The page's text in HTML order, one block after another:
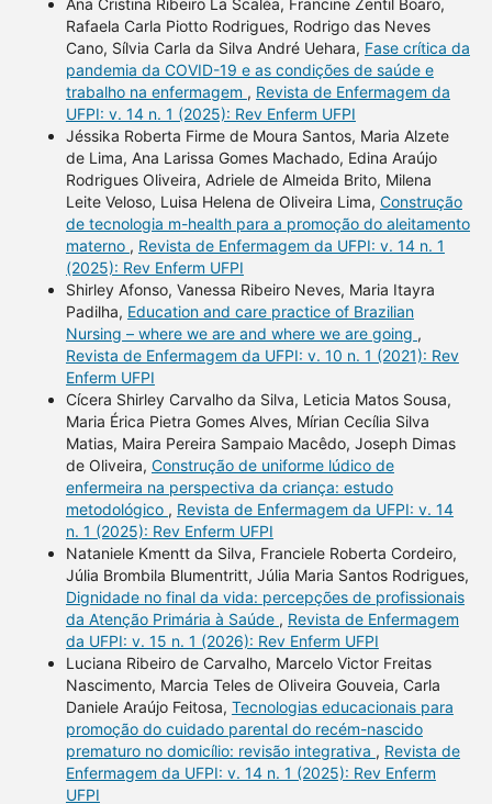
Ana Cristina Ribeiro La Scaléa, Francine Zentil Boaro,
Rafaela Carla Piotto Rodrigues, Rodrigo das Neves
Cano, Sílvia Carla da Silva André Uehara, Fase crítica da
pandemia da COVID-19 e as condições de saúde e
trabalho na enfermagem , Revista de Enfermagem da
UFPI: v. 14 n. 1 (2025): Rev Enferm UFPI
Jéssika Roberta Firme de Moura Santos, Maria Alzete
de Lima, Ana Larissa Gomes Machado, Edina Araújo
Rodrigues Oliveira, Adriele de Almeida Brito, Milena
Leite Veloso, Luisa Helena de Oliveira Lima, Construção
de tecnologia m-health para a promoção do aleitamento
materno , Revista de Enfermagem da UFPI: v. 14 n. 1
(2025): Rev Enferm UFPI
Shirley Afonso, Vanessa Ribeiro Neves, Maria Itayra
Padilha, Education and care practice of Brazilian
Nursing – where we are and where we are going ,
Revista de Enfermagem da UFPI: v. 10 n. 1 (2021): Rev
Enferm UFPI
Cícera Shirley Carvalho da Silva, Leticia Matos Sousa,
Maria Érica Pietra Gomes Alves, Mírian Cecília Silva
Matias, Maira Pereira Sampaio Macêdo, Joseph Dimas
de Oliveira, Construção de uniforme lúdico de
enfermeira na perspectiva da criança: estudo
metodológico , Revista de Enfermagem da UFPI: v. 14
n. 1 (2025): Rev Enferm UFPI
Nataniele Kmentt da Silva, Franciele Roberta Cordeiro,
Júlia Brombila Blumentritt, Júlia Maria Santos Rodrigues,
Dignidade no final da vida: percepções de profissionais
da Atenção Primária à Saúde , Revista de Enfermagem
da UFPI: v. 15 n. 1 (2026): Rev Enferm UFPI
Luciana Ribeiro de Carvalho, Marcelo Victor Freitas
Nascimento, Marcia Teles de Oliveira Gouveia, Carla
Daniele Araújo Feitosa, Tecnologias educacionais para
promoção do cuidado parental do recém-nascido
prematuro no domicílio: revisão integrativa , Revista de
Enfermagem da UFPI: v. 14 n. 1 (2025): Rev Enferm
UFPI